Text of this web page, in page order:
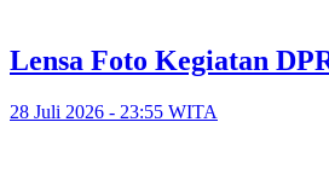
Lensa Foto Kegiatan
28 Juli 2026 - 23:55 WITA